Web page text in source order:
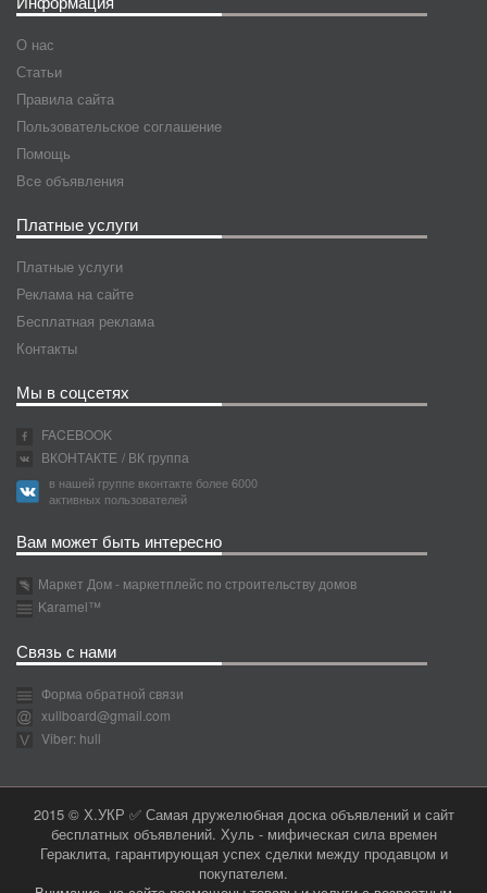
О нас
Статьи
Правила сайта
Пользовательское соглашение
Помощь
Все объявления
Платные услуги
Платные услуги
Реклама на сайте
Бесплатная реклама
Контакты
Мы в соцсетях
FACEBOOK
ВКОНТАКТЕ / ВК группа
в нашей группе вконтакте более 6000
активных пользователей
Вам может быть интересно
Маркет Дом - маркетплейс по строительству домов
Karamel™
Связь с нами
Форма обратной связи
xullboard@gmail.com
Viber: hull
2015 © Х.УКР ✅ Самая дружелюбная доска объявлений и сайт
бесплатных объявлений. Хуль - мифическая сила времен
Гераклита, гарантирующая успех сделки между продавцом и
покупателем.